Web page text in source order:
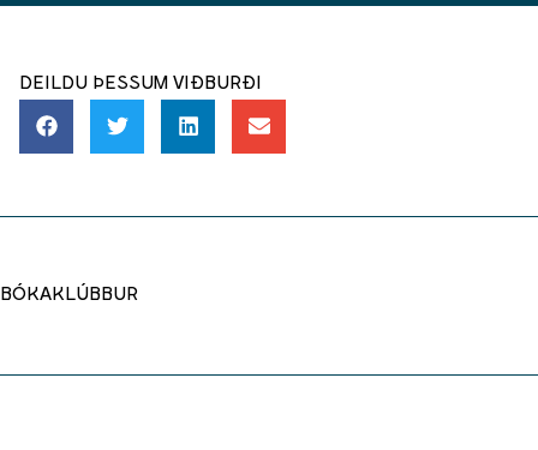
DEILDU ÞESSUM VIÐBURÐI
BÓKAKLÚBBUR